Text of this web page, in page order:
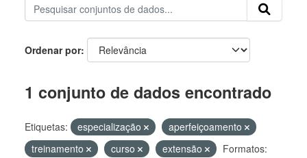
Ordenar por
1 conjunto de dados encontrado
Etiquetas: especialização
aperfeiçoamento
treinamento
curso extensão
Formatos: